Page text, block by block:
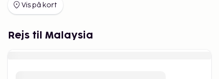
Vis på kort
Rejs til Malaysia